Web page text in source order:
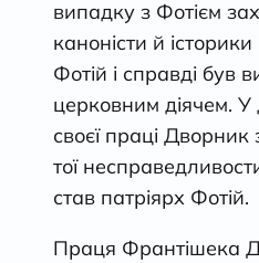
випадку з Фотієм
каноністи й
Фотій і справді був
церковним діячем. У
своєї праці Дворник
тої
став патріярх Фотій.
Праця Франтішека